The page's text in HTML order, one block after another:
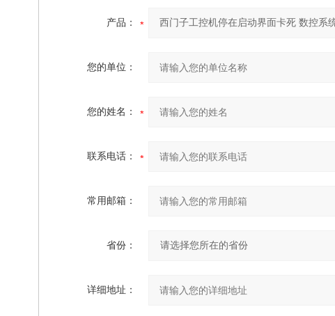
产品：
您的单位：
您的姓名：
联系电话：
常用邮箱：
省份：
详细地址：